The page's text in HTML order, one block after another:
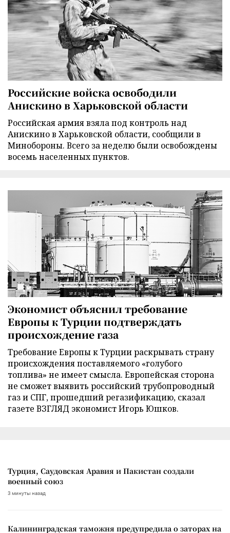
Российские войска освободили
Анискино в Харьковской области
Российская армия взяла под контроль над
Анискино в Харьковской области, сообщили в
Минобороны. Всего за неделю были освобождены
восемь населенных пунктов.
Экономист объяснил требование
Европы к Турции подтверждать
происхождение газа
Требование Европы к Турции раскрывать страну
происхождения поставляемого «голубого
топлива» не имеет смысла. Европейская сторона
не сможет выявить российский трубопроводный
газ и СПГ, прошедший регазификацию, сказал
газете ВЗГЛЯД экономист Игорь Юшков.
Турция, Саудовская Аравия и Пакистан создали
военный союз
3 минуты назад
Калининградская таможня предупредила о заторах на